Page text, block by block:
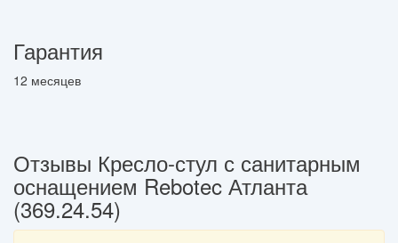
Гарантия
12 месяцев
Отзывы Кресло-стул с санитарным
оснащением Rebotec Атланта
(369.24.54)